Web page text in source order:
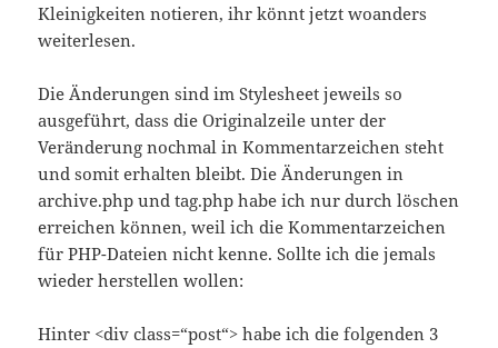
Kleinigkeiten notieren, ihr könnt jetzt woanders
weiterlesen.
Die Änderungen sind im Stylesheet jeweils so
ausgeführt, dass die Originalzeile unter der
Veränderung nochmal in Kommentarzeichen steht
und somit erhalten bleibt. Die Änderungen in
archive.php und tag.php habe ich nur durch löschen
erreichen können, weil ich die Kommentarzeichen
für PHP-Dateien nicht kenne. Sollte ich die jemals
wieder herstellen wollen:
Hinter <div class=“post“> habe ich die folgenden 3